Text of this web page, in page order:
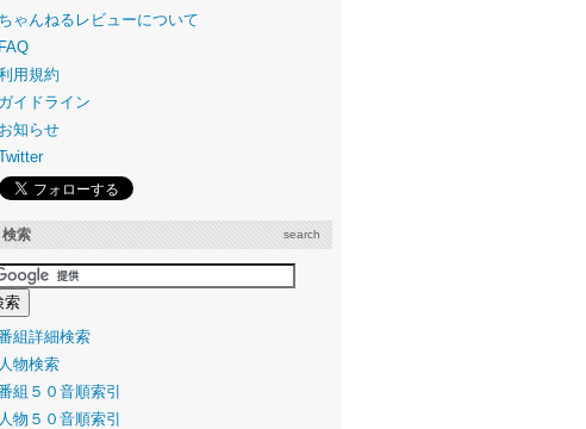
ちゃんねるレビューについて
FAQ
用規約
ガイドライン
お知らせ
検索 search
組詳細検索
人物検索
組５０音順索引
人物５０音順索引